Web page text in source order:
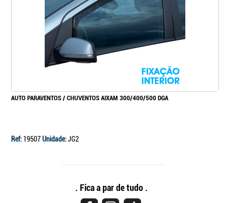
AUTO PARAVENTOS / CHUVENTOS AIXAM 300/400/500 DGA
Ref: 19507Unidade:JG2
. Fica a par de tudo .